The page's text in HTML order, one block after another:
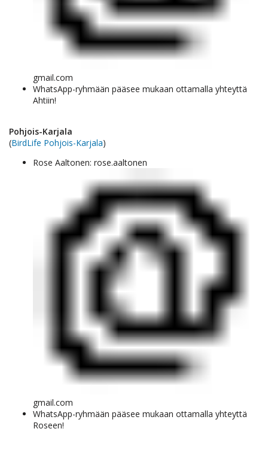
gmail.com
WhatsApp-ryhmään pääsee mukaan ottamalla yhteyttä
Ahtiin!
Pohjois-Karjala
(BirdLife Pohjois-Karjala)
Rose Aaltonen: rose.aaltonen
gmail.com
WhatsApp-ryhmään pääsee mukaan ottamalla yhteyttä
Roseen!